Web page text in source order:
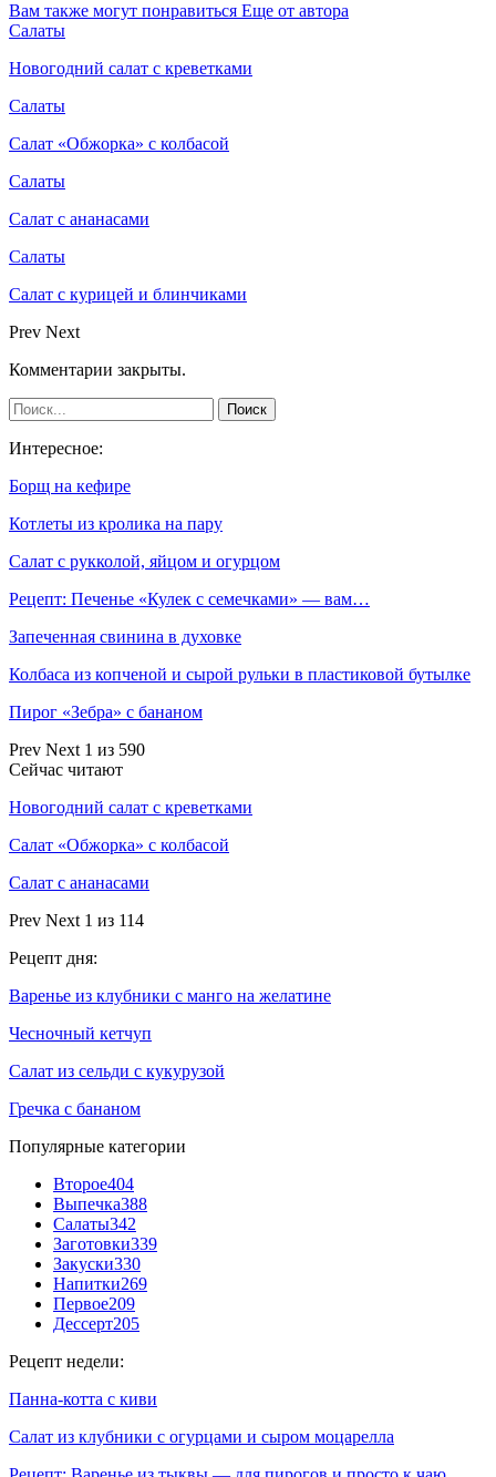
Вам также могут понравиться Еще от автора
Салаты
Новогодний салат с креветками
Салаты
Салат «Обжорка» с колбасой
Салаты
Салат с ананасами
Салаты
Салат с курицей и блинчиками
Prev Next
Комментарии закрыты.
Интересное:
Борщ на кефире
Котлеты из кролика на пару
Салат с рукколой, яйцом и огурцом
Рецепт: Печенье «Кулек с семечками» — вам…
Запеченная свинина в духовке
Колбаса из копченой и сырой рульки в пластиковой бутылке
Пирог «Зебра» с бананом
Prev Next 1 из 590
Сейчас читают
Новогодний салат с креветками
Салат «Обжорка» с колбасой
Салат с ананасами
Prev Next 1 из 114
Рецепт дня:
Варенье из клубники с манго на желатине
Чесночный кетчуп
Салат из сельди с кукурузой
Гречка с бананом
Популярные категории
Второе404
Выпечка388
Салаты342
Заготовки339
Закуски330
Напитки269
Первое209
Дессерт205
Рецепт недели:
Панна-котта с киви
Салат из клубники с огурцами и сыром моцарелла